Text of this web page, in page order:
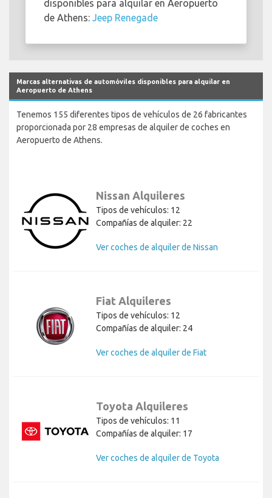
disponibles para alquilar en Aeropuerto
de Athens: Jeep Renegade
Marcas alternativas de automóviles disponibles para alquilar en
Aeropuerto de Athens
Tenemos 155 diferentes tipos de vehículos de 26 fabricantes
proporcionada por 28 empresas de alquiler de coches en
Aeropuerto de Athens.
Nissan Alquileres
Tipos de vehículos: 12
Compañías de alquiler: 22
Ver coches de alquiler de Nissan
Fiat Alquileres
Tipos de vehículos: 12
Compañías de alquiler: 24
Ver coches de alquiler de Fiat
Toyota Alquileres
Tipos de vehículos: 11
Compañías de alquiler: 17
Ver coches de alquiler de Toyota